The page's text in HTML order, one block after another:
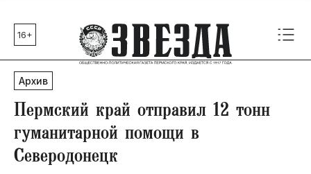
Главные темы
80 лет Победы
Молодежная столица РФ
СВО
Выборы в Пермском крае
Социальная поддержка
Инфраструктура
16+
Архив
Пермский край отправил 12 тонн
гуманитарной помощи в
Северодонецк